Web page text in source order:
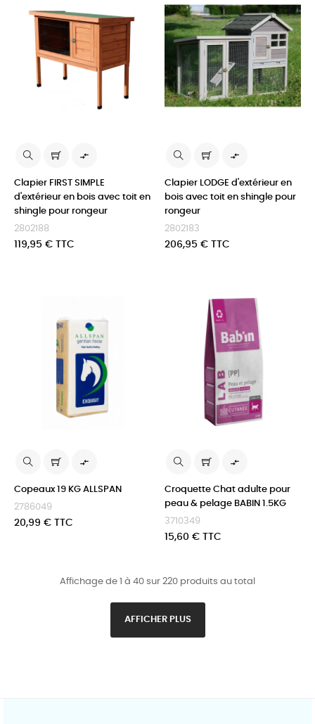

Clapier FIRST SIMPLE
d'extérieur en bois avec toit en
shingle pour rongeur
2802188
Prix
119,95 € TTC

Clapier LODGE d'extérieur en
bois avec toit en shingle pour
rongeur
2802183
Prix
206,95 € TTC

Copeaux 19 KG ALLSPAN
2786049
Prix
20,99 € TTC

Croquette Chat adulte pour
peau & pelage BABIN 1.5KG
3710349
Prix
15,60 € TTC
Affichage de 1 à 40 sur 220 produits au total
AFFICHER PLUS